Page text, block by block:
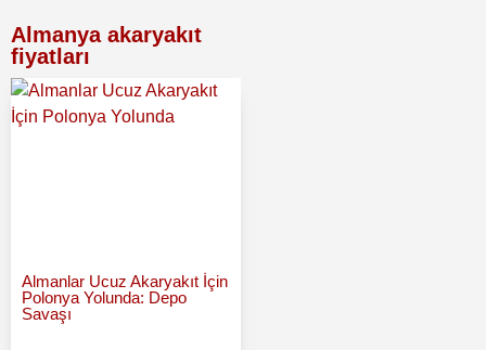
Almanya akaryakıt
fiyatları
Almanlar Ucuz Akaryakıt İçin
Polonya Yolunda: Depo
Savaşı